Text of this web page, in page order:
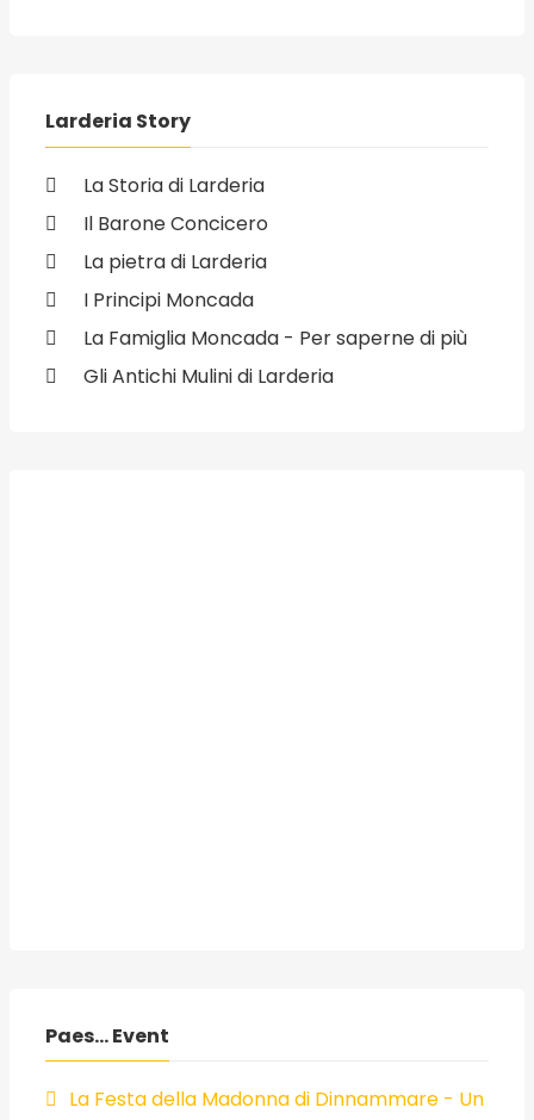
Larderia Story
La Storia di Larderia
Il Barone Concicero
La pietra di Larderia
I Principi Moncada
La Famiglia Moncada - Per saperne di più
Gli Antichi Mulini di Larderia
Paes... Event
La Festa della Madonna di Dinnammare - Un